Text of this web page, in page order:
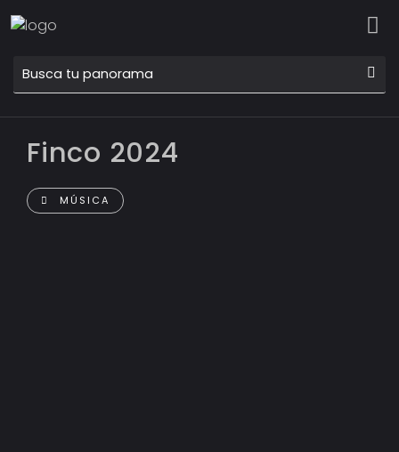
Finco 2024
MÚSICA